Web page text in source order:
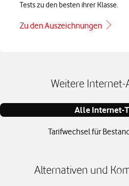
Tests zu den besten ihrer Klasse.
Zu den Auszeichnungen
Weitere
Alle Internet-
Tarifwechsel für
Alternativen und